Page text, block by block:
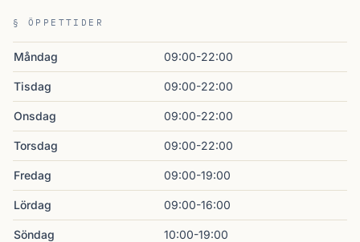
§ ÖPPETTIDER
Måndag 09:00-22:00
Tisdag 09:00-22:00
Onsdag 09:00-22:00
Torsdag 09:00-22:00
Fredag 09:00-19:00
Lördag 09:00-16:00
Söndag 10:00-19:00